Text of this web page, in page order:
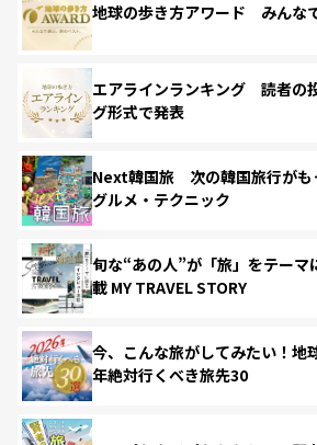
地球の歩き方アワード みんな
エアラインランキング 読者の
グ形式で発表
Next韓国旅 次の韓国旅行がも
グルメ・テクニック
旬な“あの人”が「旅」をテーマ
載 MY TRAVEL STORY
今、こんな旅がしてみたい！地
年絶対行くべき旅先30